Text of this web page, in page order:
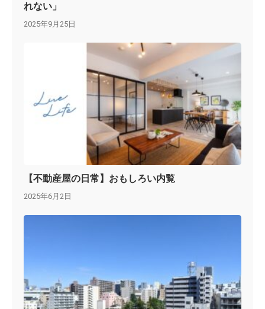
れない」
2025年9月25日
【不動産屋の日常】おもしろい内覧
2025年6月2日